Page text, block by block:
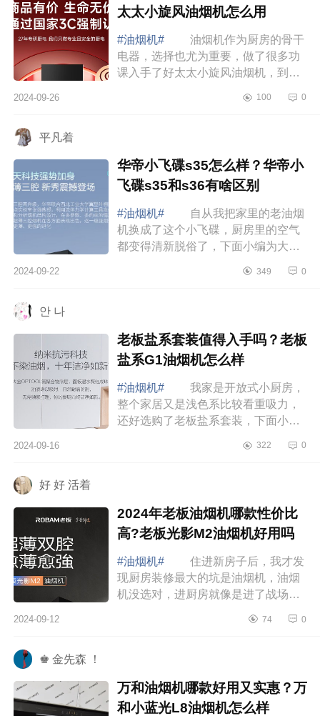
太太小旋风油烟机怎么用
#油烟机#
油烟机作为厨房的骨干
电器，选择也尤为重要，做了很多功
课入手了好太太小旋风油烟机，到家
买到的家电，下面小编为大家介绍下
2024-09-26 100 0
平凡着
华帝小飞碟s35怎么样？华帝小
飞碟s35和s36有啥区别
#油烟机#
自从我把家里的老油烟
机换成了这个小飞碟，厨房里的空气
都变得清新脱俗了，下面小编为大家
飞碟s35和s36有啥区别 华帝小飞
2024-09-22 349 0
안 나
老板盐系套装值得入手吗？老板
盐系G1油烟机怎么样
#油烟机#
我家是开放式小厨房，
整个家居又是浅色系比较看重吸力，
还好选购了老板盐系套装，下面小编
吗？老板盐系G1油烟机怎么样 老
2024-09-16 322 0
好 好 活着
2024年老板油烟机哪款性价比
高?老板光影M2油烟机好用吗
#油烟机#
住进新房子后，我才发
现厨房装修最大的坑是油烟机，油烟
机没选对，进厨房就像是进了战场一
板油烟机哪款性价比高?老板光影M2
2024-09-12 74 0
♚ 金先森 ！
万和油烟机哪款好用又实惠？万
和小蓝光L8油烟机怎么样